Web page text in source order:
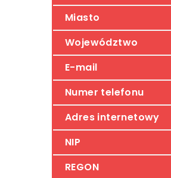
Miasto
Województwo
E-mail
Numer telefonu
Adres internetowy
NIP
REGON